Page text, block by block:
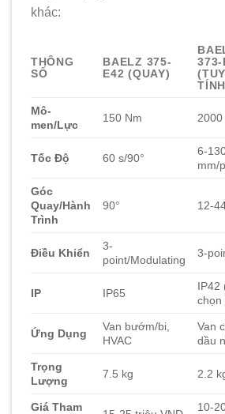
khác:
THÔNG
SỐ
BAELZ 375-
E42 (QUAY)
373-
Mô-
men/Lực
150 Nm 2000
Tốc Độ 60 s/90°
6-
mm/
Góc
Quay/Hành
Trình
90° 12-
Điều Khiển
3-
point/Modulating
3-
IP IP65
IP42
chọn
Ứng Dụng
Van bướm/bi,
HVAC
Van
dầu
Trọng
Lượng
7.5 kg 2.2
Giá Tham 10-